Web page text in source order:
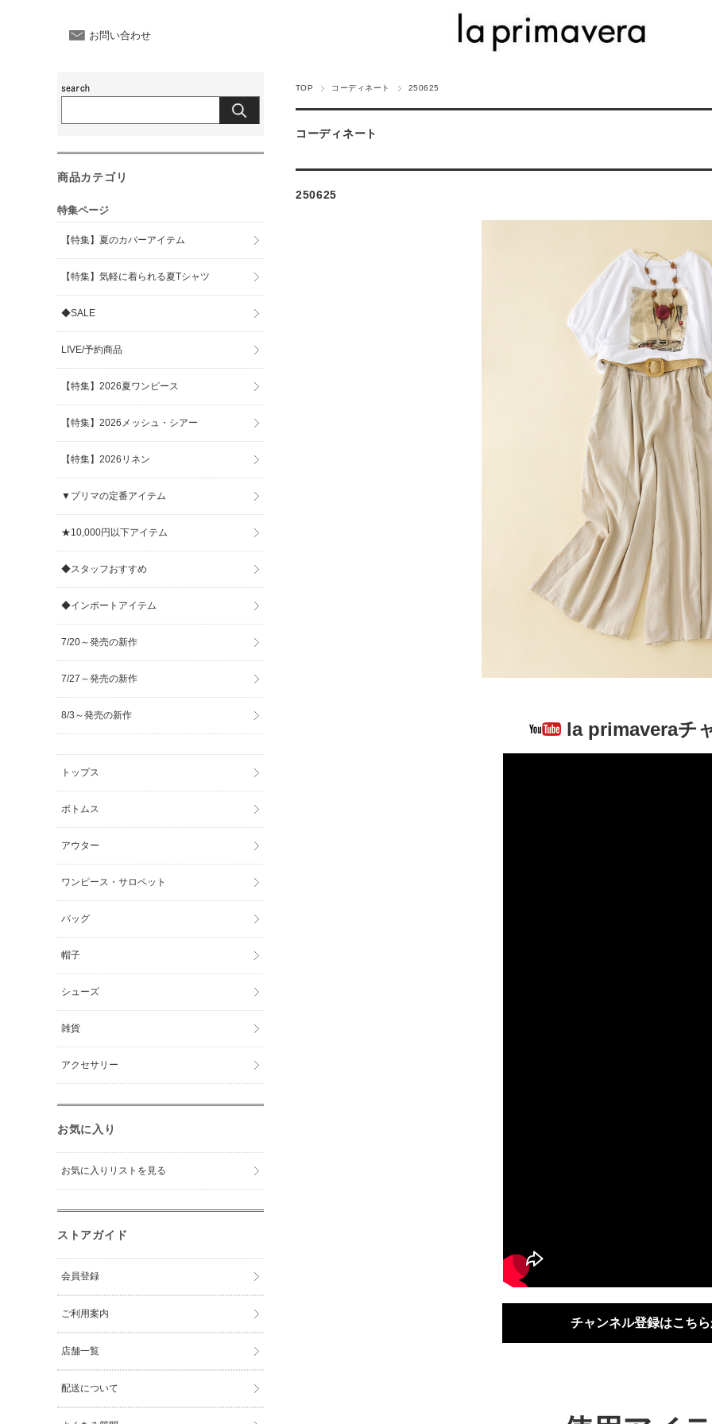
お問い合わせ
TOP コーディネート 250625
コーディネート
250625
la primaveraチ
チャンネル登録はこち
商品カテゴリ
特集ページ
【特集】夏のカバーアイテム
【特集】気軽に着られる夏Tシャツ
◆SALE
LIVE/予約商品
【特集】2026夏ワンピース
【特集】2026メッシュ・シアー
【特集】2026リネン
▼プリマの定番アイテム
★10,000円以下アイテム
◆スタッフおすすめ
◆インポートアイテム
7/20～発売の新作
7/27～発売の新作
8/3～発売の新作
トップス
ボトムス
アウター
ワンピース・サロペット
バッグ
帽子
シューズ
雑貨
アクセサリー
お気に入り
お気に入りリストを見る
ストアガイド
会員登録
ご利用案内
店舗一覧
配送について